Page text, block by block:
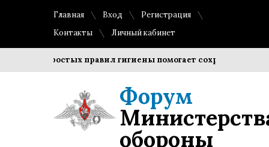
Главная Вход
Регистрация
Контакты
Личный кабинет
простых правил гигиены помогает сохранить
Форум
обороны